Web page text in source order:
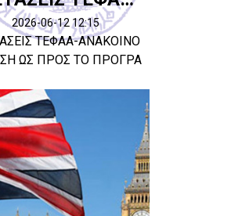
2026-06-12 12:15
ΤΕΦΑΑ-ΑΝΑΚΟΙΝΟ
ΩΣ ΠΡΟΣ ΤΟ ΠΡΟΓΡΑ